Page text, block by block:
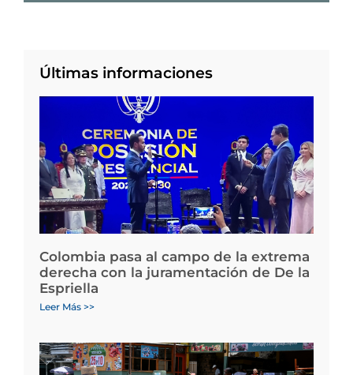
Últimas informaciones
Colombia pasa al campo de la extrema
derecha con la juramentación de De la
Espriella
Leer Más >>